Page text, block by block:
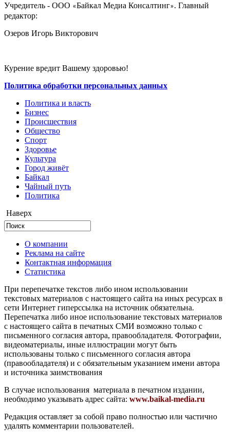
Учредитель - ООО «Байкал Медиа Консалтинг». Главный
редактор:
Озеров Игорь Викторович
Курение вредит Вашему здоровью!
Политика обработки персональных данных
Политика и власть
Бизнес
Происшествия
Общество
Cпорт
Здоровье
Культура
Город живёт
Байкал
Чайный путь
Политика
Наверх
О компании
Реклама на сайте
Контактная информация
Статистика
При перепечатке текстов либо ином использовании
текстовых материалов с настоящего сайта на иных ресурсах в
сети Интернет гиперссылка на источник обязательна.
Перепечатка либо иное использование текстовых материалов
с настоящего сайта в печатных СМИ возможно только с
письменного согласия автора, правообладателя. Фотографии,
видеоматериалы, иные иллюстрации могут быть
использованы только с письменного согласия автора
(правообладателя) и с обязательным указанием имени автора
и источника заимствования
В случае использования материала в печатном издании,
необходимо указывать адрес сайта: www.baikal-media.ru
Редакция оставляет за собой право полностью или частично
удалять комментарии пользователей.